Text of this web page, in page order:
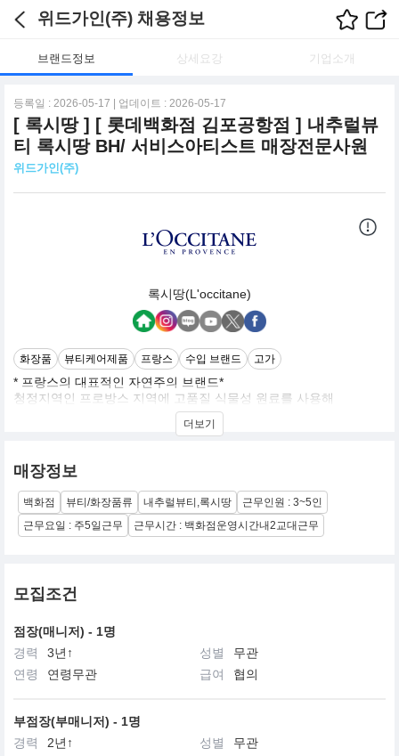
위드가인(주) 채용정보
브랜드정보 상세요강 기업소개
등록일 : 2026-05-17 | 업데이트 : 2026-05-17
[ 록시땅 ] [ 롯데백화점 김포공항점 ] 내추럴뷰
티 록시땅 BH/ 서비스아티스트 매장전문사원
위드가인(주)
록시땅(L'occitane)
화장품 뷰티케어제품 프랑스 수입 브랜드 고가
* 프랑스의 대표적인 자연주의 브랜드*
청정지역인 프로방스 지역에 고품질 식물성 원료를 사용해
피부에 건강한 아름다움을 선사하는 웰빙 브랜드 입니다.
더보기
매장정보
백화점 뷰티/화장품류 내추럴뷰티,록시땅
근무인원 : 3~5인
근무요일 : 주5일근무
근무시간 : 백화점운영시간내2교대근무
모집조건
점장(매니저) - 1명
경력
3년↑ 성별
무관
연령
연령무관 급여 협의
부점장(부매니저) - 1명
경력
2년↑ 성별
무관